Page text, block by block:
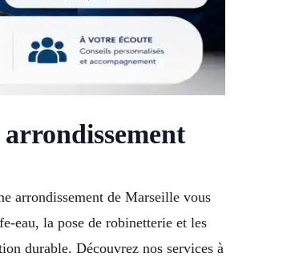
arrondissement de Marseille vous
eau, la pose de robinetterie et les
durable. Découvrez nos services à